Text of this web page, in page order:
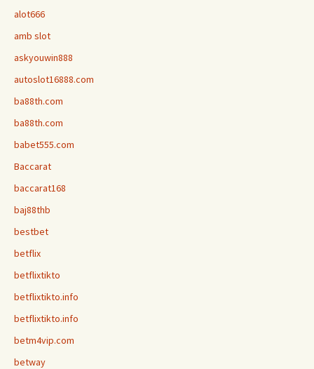
alot666
amb slot
askyouwin888
autoslot16888.com
ba88th.com
ba88th.com
babet555.com
Baccarat
baccarat168
baj88thb
bestbet
betflix
betflixtikto
betflixtikto.info
betflixtikto.info
betm4vip.com
betway